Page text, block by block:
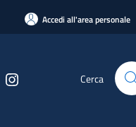
Accedi all'area personale
Cerca